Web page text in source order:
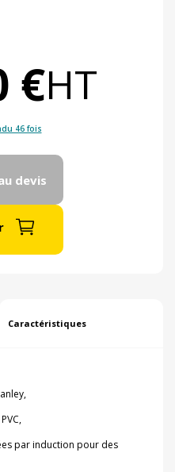
€HT
46 fois
devis
Caractéristiques
par induction pour des